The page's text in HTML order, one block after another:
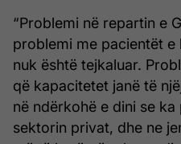
“Problemi në repartin e
problemi me pacientët
nuk është tejkaluar.
që kapacitetet janë të
në ndërkohë e dini se
sektorin privat, dhe ne